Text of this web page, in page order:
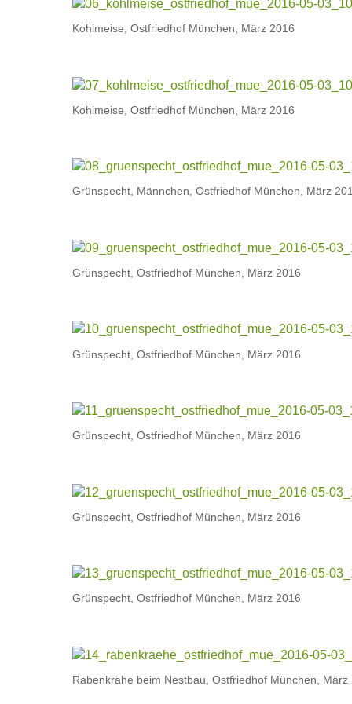
Kohlmeise, Ostfriedhof München, März 2016
Kohlmeise, Ostfriedhof München, März 2016
Grünspecht, Männchen, Ostfriedhof München, März
Grünspecht, Ostfriedhof München, März 2016
Grünspecht, Ostfriedhof München, März 2016
Grünspecht, Ostfriedhof München, März 2016
Grünspecht, Ostfriedhof München, März 2016
Grünspecht, Ostfriedhof München, März 2016
Rabenkrähe beim Nestbau, Ostfriedhof München, März